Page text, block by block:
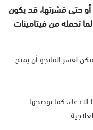
أو حتى قشرتها، قد يكون
تحمله من فيتامينات
لقشر المانجو أن يمنح
كما توضحها